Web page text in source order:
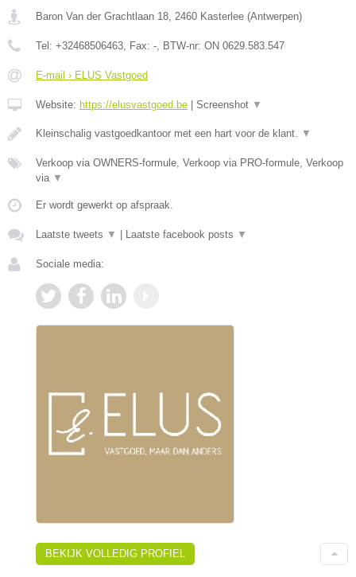
Baron Van der Grachtlaan 18, 2460 Kasterlee (Antwerpen)
Tel: +32468506463, Fax: -, BTW-nr: ON 0629.583.547
E-mail › ELUS Vastgoed
Website: https://elusvastgoed.be Screenshot ▼
Kleinschalig vastgoedkantoor met een hart voor de klant. ▼
Verkoop via OWNERS-formule, Verkoop via PRO-formule, Verkoop
via ▼
Er wordt gewerkt op afspraak.
Laatste tweets ▼ Laatste facebook posts ▼
Sociale media:
BEKIJK VOLLEDIG PROFIEL